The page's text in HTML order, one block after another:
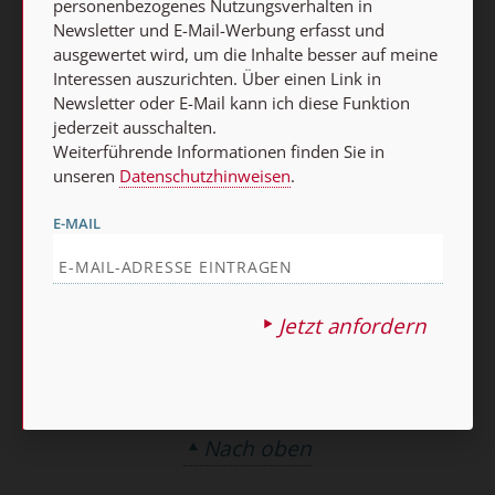
AGB und Widerrufsbelehrung Datenschutz
Barrierefreiheit Impressum
Vertrag widerrufen
Nach oben
personenbezogenes Nutzungsverhalten in
Newsletter und E-Mail-Werbung erfasst und
ausgewertet wird, um die Inhalte besser auf meine
Interessen auszurichten. Über einen Link in
Newsletter oder E-Mail kann ich diese Funktion
jederzeit ausschalten.
Weiterführende Informationen finden Sie in
unseren Datenschutzhinweisen.
E-MAIL
Jetzt anfordern